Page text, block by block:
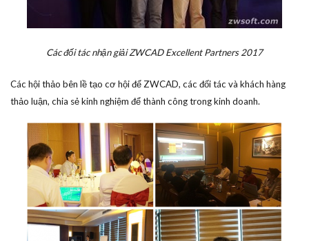
Các đối tác nhận giải ZWCAD Excellent Partners 2017
Các hội thảo bên lề tạo cơ hội để ZWCAD, các đối tác và khách hàng
thảo luận, chia sẻ kinh nghiệm để thành công trong kinh doanh.